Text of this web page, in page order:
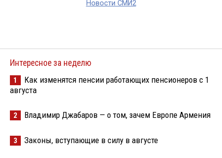
Новости СМИ2
Интересное за неделю
1
Как изменятся пенсии работающих пенсионеров с 1
августа
2 Владимир Джабаров — о том, зачем Европе Армения
3 Законы, вступающие в силу в августе